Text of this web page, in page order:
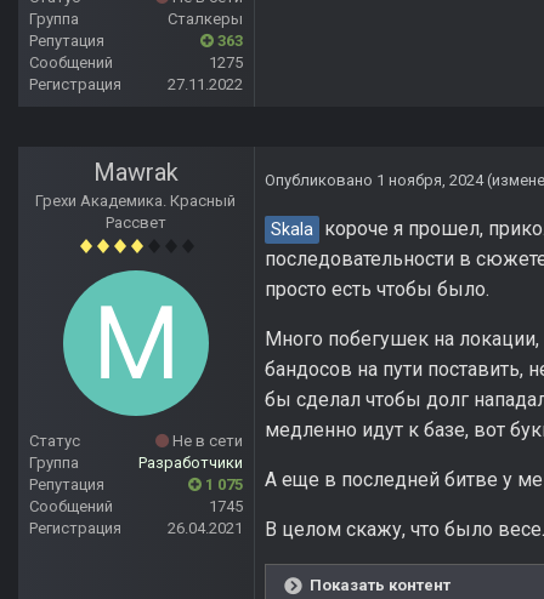
Группа
Сталкеры
Репутация
363
Сообщений
1275
Регистрация
27.11.2022
Mawrak
Грехи Академика. Красный
Рассвет
Статус
Не в сети
Группа
Разработчики
Репутация
1 075
Сообщений
1745
Регистрация
26.04.2021
Опубликовано 1 ноября, 2024
Skala короче я прошел,
последовательности в
просто есть чтобы было.
Много побегушек на
бандосов на пути поставить,
бы сделал чтобы долг
медленно идут к базе, вот
А еще в последней битве у
В целом скажу, что было
Показать контент